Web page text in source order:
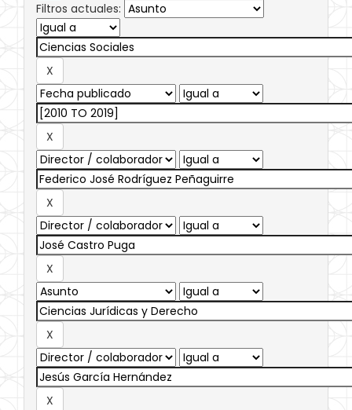
Filtros actuales: